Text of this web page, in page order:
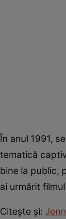
În anul 1991,
tematică
bine la public,
ai urmărit
Citește și: